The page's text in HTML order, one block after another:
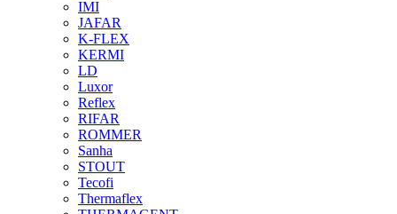
IMI
JAFAR
K-FLEX
KERMI
LD
Luxor
Reflex
RIFAR
ROMMER
Sanha
STOUT
Tecofi
Thermaflex